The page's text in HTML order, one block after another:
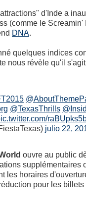
d'Inde a
(comme le Screamin'
DNA.
quelques indices
nous révèle qu'il
@TexasThrills
julio 22,
ouvre au public
supplémentaires
les horaires
pour les